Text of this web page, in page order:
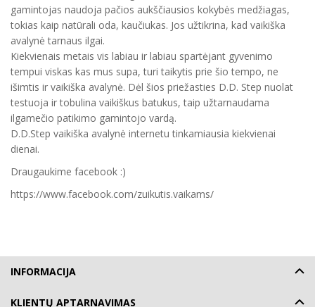
gamintojas naudoja pačios aukščiausios kokybės medžiagas,
tokias kaip natūrali oda, kaučiukas. Jos užtikrina, kad vaikiška
avalynė tarnaus ilgai.
Kiekvienais metais vis labiau ir labiau spartėjant gyvenimo
tempui viskas kas mus supa, turi taikytis prie šio tempo, ne
išimtis ir vaikiška avalynė. Dėl šios priežasties D.D. Step nuolat
testuoja ir tobulina vaikiškus batukus, taip užtarnaudama
ilgamečio patikimo gamintojo vardą.
D.D.Step vaikiška avalynė internetu tinkamiausia kiekvienai
dienai.
Draugaukime facebook :)
https://www.facebook.com/zuikutis.vaikams/
INFORMACIJA
KLIENTŲ APTARNAVIMAS